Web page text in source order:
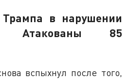
в нарушении
Атакованы 85
вспыхнул после того,